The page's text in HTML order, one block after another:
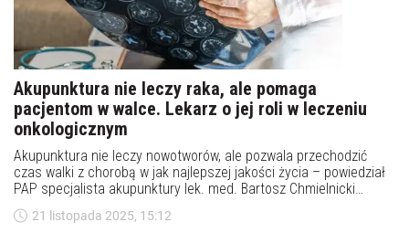
Akupunktura nie leczy raka, ale pomaga
pacjentom w walce. Lekarz o jej roli w leczeniu
onkologicznym
Akupunktura nie leczy nowotworów, ale pozwala przechodzić
czas walki z chorobą w jak najlepszej jakości życia – powiedział
PAP specjalista akupunktury lek. med. Bartosz Chmielnicki
podczas I Śląskiej Konferencji Onkologii Integracyjnej w
Katowicach.
21 listopada 2025, 15:12